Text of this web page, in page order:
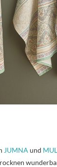
JUMNA und